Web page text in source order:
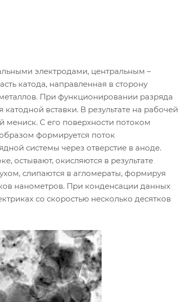
электродами, центральным –
катода, направленная в сторону
При функционировании разряда
вставки. В результате на рабочей
мениск. С его поверхности потоком
формируется поток
системы через отверстие в аноде.
остывают, окисляются в результате
слипаются в агломераты, формируя
нанометров. При конденсации данных
со скоростью несколько десятков